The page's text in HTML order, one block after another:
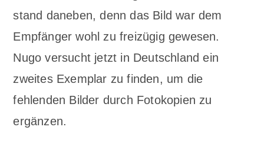
stand daneben, denn das Bild war dem
Empfänger wohl zu freizügig gewesen.
Nugo versucht jetzt in Deutschland ein
zweites Exemplar zu finden, um die
fehlenden Bilder durch Fotokopien zu
ergänzen.